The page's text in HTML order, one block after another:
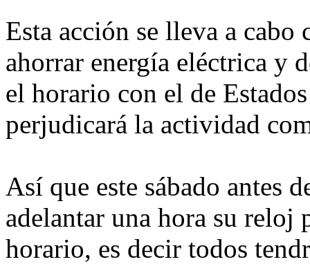
Esta acción se lleva a
ahorrar energía eléctrica y
el horario con el de
perjudicará la actividad
Así que este sábado antes
adelantar una hora su reloj
horario, es decir todos